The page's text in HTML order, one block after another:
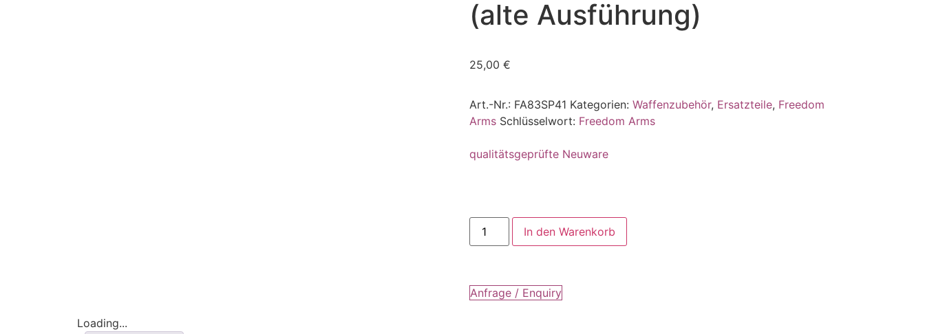
(alte Ausführung)
25,00 €
Art.-Nr.: FA83SP41 Kategorien: Waffenzubehör, Ersatzteile, Freedom
Arms Schlüsselwort: Freedom Arms
qualitätsgeprüfte Neuware
In den Warenkorb
Anfrage / Enquiry
Loading...